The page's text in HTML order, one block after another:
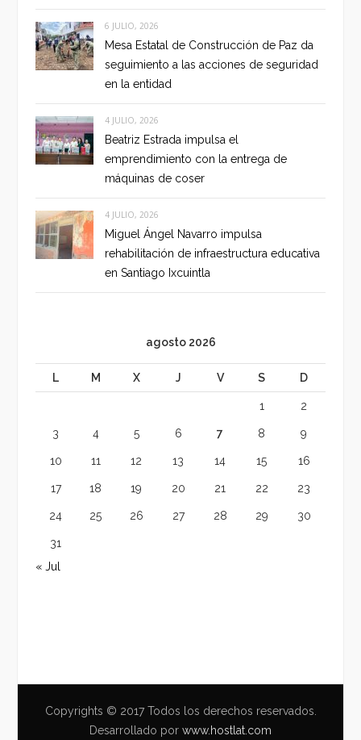
6 JULIO, 2026
Mesa Estatal de Construcción de Paz da
seguimiento a las acciones de seguridad
en la entidad
4 JULIO, 2026
Beatriz Estrada impulsa el
emprendimiento con la entrega de
máquinas de coser
4 JULIO, 2026
Miguel Ángel Navarro impulsa
rehabilitación de infraestructura educativa
en Santiago Ixcuintla
agosto 2026
L M X J V S D
1 2
3 4 5 6 7 8 9
10 11 12 13 14 15 16
17 18 19 20 21 22 23
24 25 26 27 28 29 30
31
« Jul
Copyrights © 2017 Todos los derechos reservados.
Desarrollado por www.hostlat.com